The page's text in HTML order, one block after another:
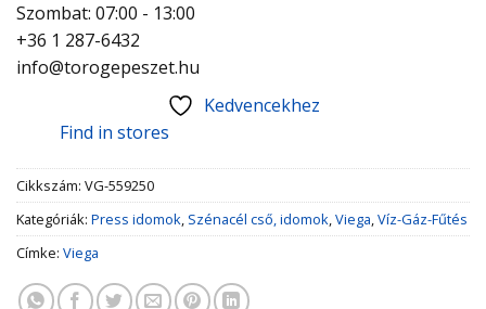
Szombat: 07:00 - 13:00
+36 1 287-6432
info@torogepeszet.hu
Kedvencekhez
Find in stores
Cikkszám: VG-559250
Kategóriák: Press idomok, Szénacél cső, idomok,Viega,Víz-Gáz-Fűtés
Címke: Viega